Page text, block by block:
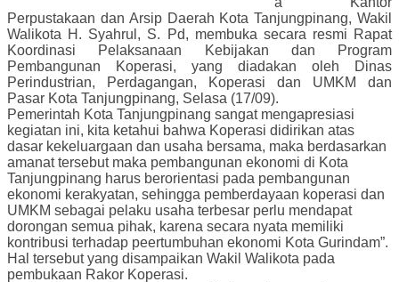
Perpustakaan dan Arsip Daerah Kota Tanjungpinang, Wakil
Walikota H. Syahrul, S. Pd, membuka secara resmi Rapat
Koordinasi Pelaksanaan Kebijakan dan Program
Pembangunan Koperasi, yang diadakan oleh Dinas
Perindustrian, Perdagangan, Koperasi dan UMKM dan
Pasar Kota Tanjungpinang, Selasa (17/09).
Pemerintah Kota Tanjungpinang sangat mengapresiasi
kegiatan ini, kita ketahui bahwa Koperasi didirikan atas
dasar kekeluargaan dan usaha bersama, maka berdasarkan
amanat tersebut maka pembangunan ekonomi di Kota
Tanjungpinang harus berorientasi pada pembangunan
ekonomi kerakyatan, sehingga pemberdayaan koperasi dan
UMKM sebagai pelaku usaha terbesar perlu mendapat
dorongan semua pihak, karena secara nyata memiliki
kontribusi terhadap peertumbuhan ekonomi Kota Gurindam”.
Hal tersebut yang disampaikan Wakil Walikota pada
pembukaan Rakor Koperasi.